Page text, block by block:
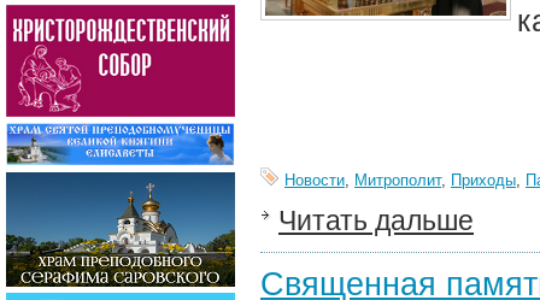
Новости, Митрополит, Приходы,
Читать дальше
Священная